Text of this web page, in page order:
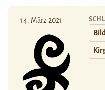
14. März 2021